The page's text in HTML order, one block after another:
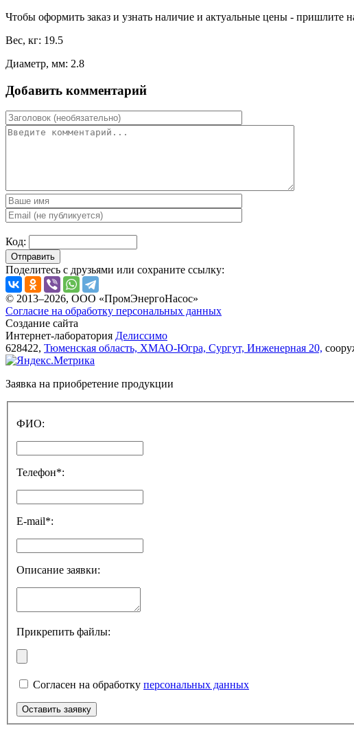
Чтобы оформить заказ и узнать наличие и актуальные цены - пришлите
Вес, кг: 19.5
Диаметр, мм: 2.8
Добавить комментарий
Код:
Отправить
Поделитесь с друзьями или сохраните ссылку:
© 2013–2026, ООО «ПромЭнергоНасос»
Согласие на обработку персональных данных
Создание сайта
Интернет-лаборатория Делиссимо
628422, Тюменская область, ХМАО-Югра, Сургут, Инженерная 20,
Заявка на приобретение продукции
ФИО:
Телефон*:
E-mail*:
Описание заявки:
Прикрепить файлы:
Согласен на обработку персональных данных